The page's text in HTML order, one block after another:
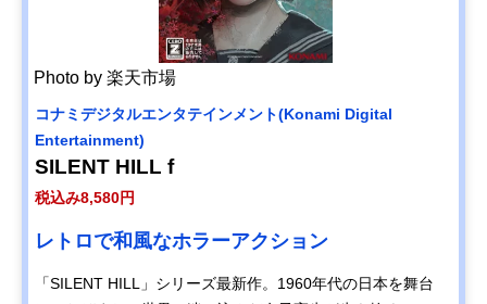
Photo by 楽天市場
コナミデジタルエンタテインメント(Konami Digital
Entertainment)
SILENT HILL f
税込み8,580円
レトロで和風なホラーアクション
「SILENT HILL」シリーズ最新作。1960年代の日本を舞台